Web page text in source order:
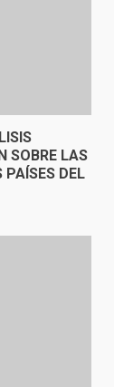
SOBRE LAS
PAÍSES DEL